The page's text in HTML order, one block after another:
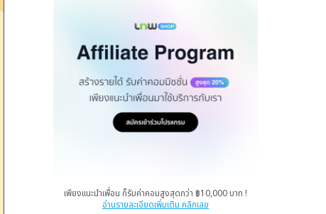
เพียงแนะนำเพื่อน ก็รับค่าคอมสูงสุดกว่า ฿10,000 บาท !
อ่านรายละเอียดเพิ่มเติม คลิกเลย